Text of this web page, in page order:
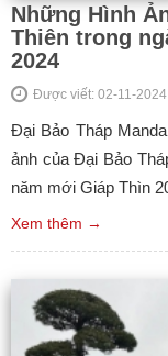
Những Hình
Thiên trong
2024
Được viết: 02-11-2024
Đại Bảo Tháp
ảnh của Đại Bảo
năm mới Giáp Thìn
Xem thêm →